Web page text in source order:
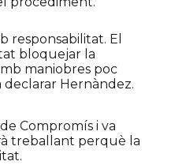
responsabilitat. El
bloquejar la
maniobres poc
declarar Hernàndez.
Compromís i va
treballant perquè la